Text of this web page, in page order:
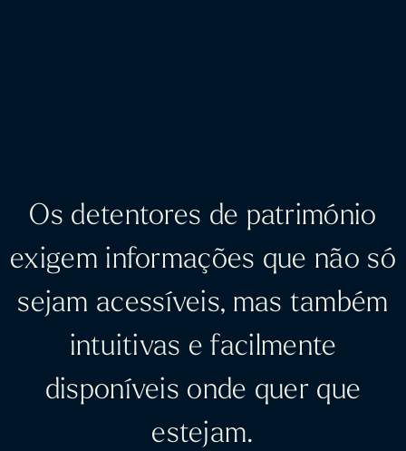
Os detentores de património
exigem informações que não só
sejam acessíveis, mas também
intuitivas e facilmente
disponíveis onde quer que
estejam.